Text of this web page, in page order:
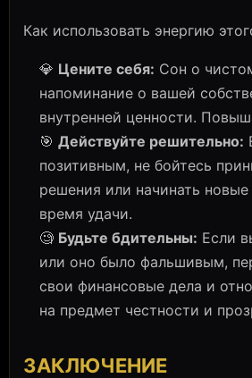
Как использовать энергию
💎 Цените себя: Сон о
напоминание о вашей
внутренней ценности.
🎯 Действуйте решительно:
позитивным, не бойтесь
решения или начинать
время удачи.
🧐 Будьте бдительны: Если
или оно было фальшивым,
свои финансовые дела и
на предмет честности и
ЗАКЛЮЧЕНИЕ